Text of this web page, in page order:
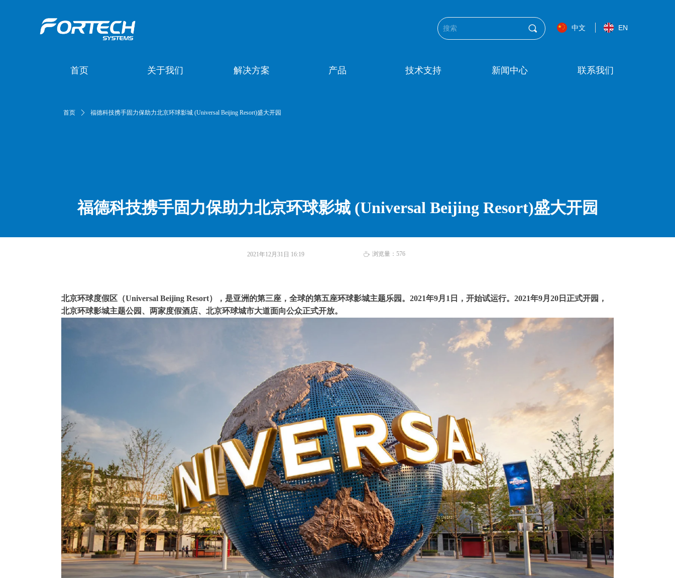
首页 关于我们 解决方案 产品 技术支持 新闻中心 联系我们
끠 中文 EN
福德科技携手固力保助力北京环球影城 (Universal Beijing Resort)盛大开园
首页 ꄲ 福德科技携手固力保助力北京环球影城 (Universal Beijing Resort)盛大开园
北京环球度假区（Universal Beijing Resort），是亚洲的第三座，全球的第五座环球影城主题乐园。2021年9月1日，开始试运行。2021年9月20日正式开园，
北京环球影城主题公园、两家度假酒店、北京环球城市大道面向公众正式开放。
2021年12月31日 16:19 ꄘ 浏览量： 576